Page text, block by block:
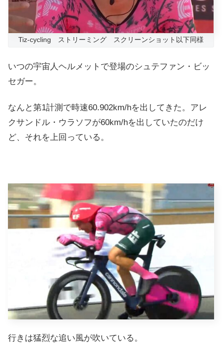
Tiz-cycling ストリーミング スクリーンショット以下同様
いつの宇宙人ヘルメットで登場のシュテファン・ビッ
セガー。
なんと第1計測で時速60.902km/hを出してきた。アレ
クサンドル・ウラソフが60km/hを出していたのだけ
ど、それを上回っている。
行きは猛烈な追い風が吹いている。